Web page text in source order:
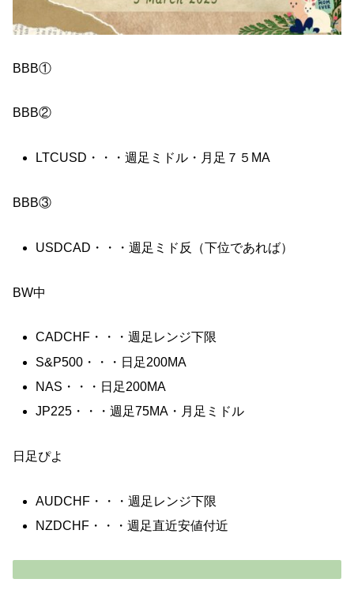
BBB①
BBB②
LTCUSD・・・週足ミドル・月足７５MA
BBB③
USDCAD・・・週足ミド反（下位であれば）
BW中
CADCHF・・・週足レンジ下限
S&P500・・・日足200MA
NAS・・・日足200MA
JP225・・・週足75MA・月足ミドル
日足ぴよ
AUDCHF・・・週足レンジ下限
NZDCHF・・・週足直近安値付近